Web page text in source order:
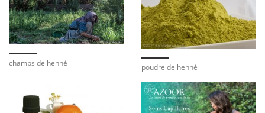
champs de henné poudre de henné